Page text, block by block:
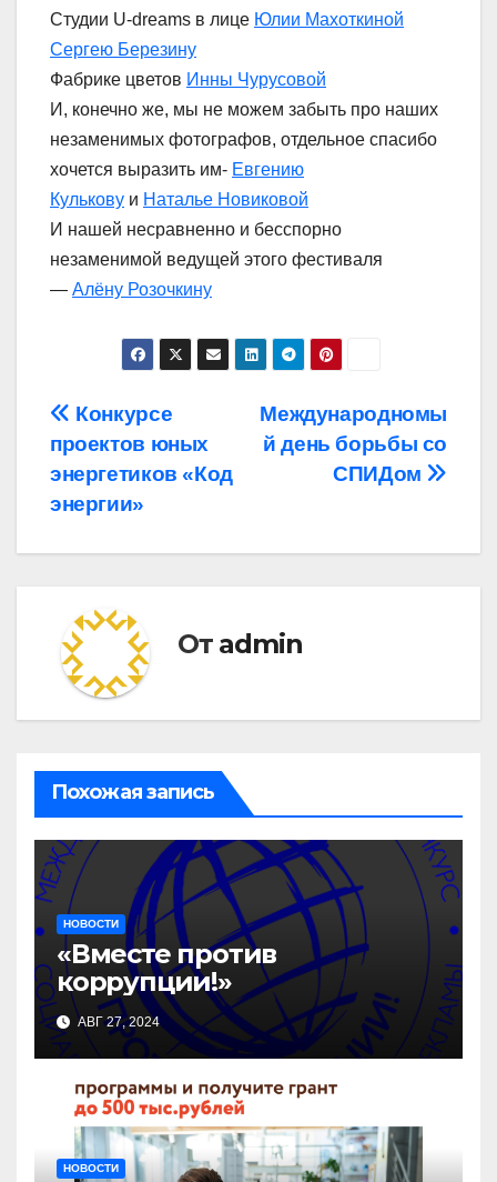
Студии U-dreams в лице Юлии Махоткиной
Сергею Березину
Фабрике цветов Инны Чурусовой
И, конечно же, мы не можем забыть про наших
незаменимых фотографов, отдельное спасибо
хочется выразить им- Евгению
Кулькову и Наталье Новиковой
И нашей несравненно и бесспорно
незаменимой ведущей этого фестиваля
— Алёну Розочкину
Навигация
по
записям
Международномы
й день борьбы со
СПИДом
Конкурсе
проектов юных
энергетиков «Код
энергии»
От admin
Похожая запись
НОВОСТИ
«Вместе против
коррупции!»
АВГ 27, 2024
НОВОСТИ